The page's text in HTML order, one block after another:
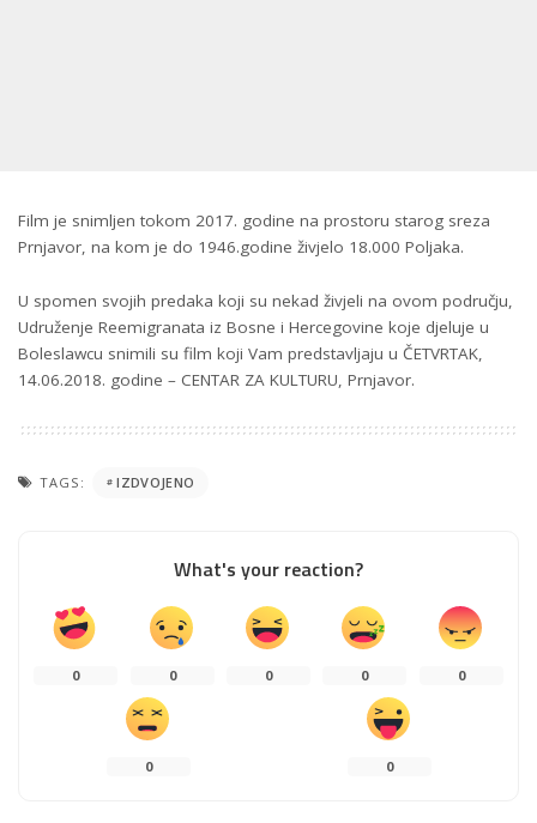
Film je snimljen tokom 2017. godine na prostoru starog sreza
Prnjavor, na kom je do 1946.godine živjelo 18.000 Poljaka.
U spomen svojih predaka koji su nekad živjeli na ovom području,
Udruženje Reemigranata iz Bosne i Hercegovine koje djeluje u
Boleslawcu snimili su film koji Vam predstavljaju u ČETVRTAK,
14.06.2018. godine – CENTAR ZA KULTURU, Prnjavor.
TAGS: IZDVOJENO
What's your reaction?
0 0 0 0 0
0 0